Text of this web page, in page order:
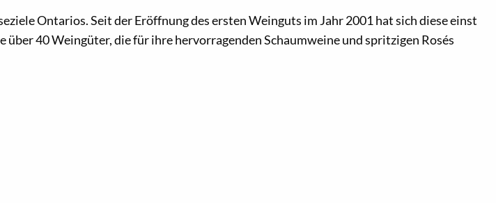
Ontarios. Seit der Eröffnung des ersten Weinguts im Jahr 2001 hat sich diese einst
40 Weingüter, die für ihre hervorragenden Schaumweine und spritzigen Rosés